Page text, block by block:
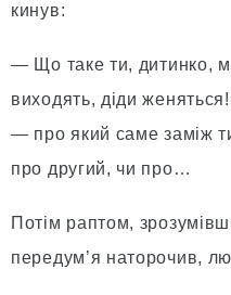
кинув:
— Що таке ти, дитинко,
виходять, діди
— про який саме заміж
про другий, чи про…
Потім раптом,
передум’я наторочив,